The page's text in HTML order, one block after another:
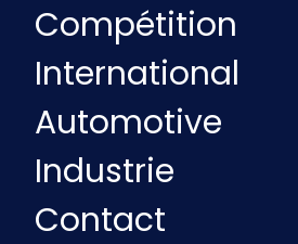
Compétition
International
Automotive
Industrie
Contact